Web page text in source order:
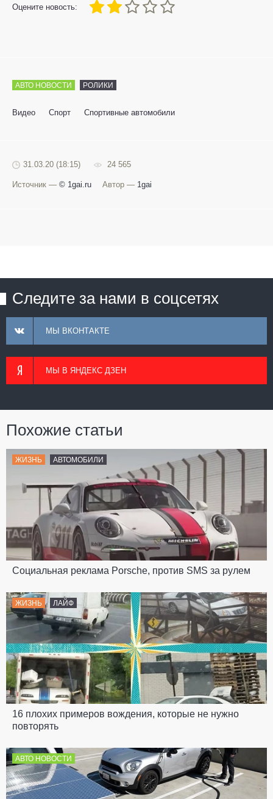
Оцените новость:
40
1 3 4 5
АВТО НОВОСТИ РОЛИКИ
Видео Спорт Спортивные автомобили
31.03.20 (18:15) 24 565
Источник — © 1gai.ru Автор — 1gai
Следите за нами в соцсетях
МЫ ВКОНТАКТЕ
МЫ В ЯНДЕКС ДЗЕН
Похожие статьи
ЖИЗНЬ АВТОМОБИЛИ
Социальная реклама Porsche, против SMS за рулем
ЖИЗНЬ ЛАЙФ
16 плохих примеров вождения, которые не нужно
повторять
АВТО НОВОСТИ